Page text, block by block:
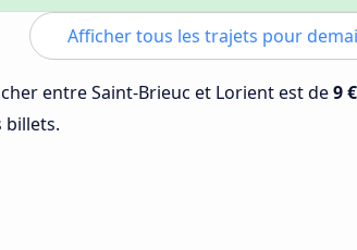
Afficher tous les trajets pour
entre Saint-Brieuc et Lorient est de9 €
billets.